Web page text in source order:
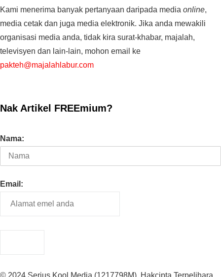
Kami menerima banyak pertanyaan daripada media online,
media cetak dan juga media elektronik. Jika anda mewakili
organisasi media anda, tidak kira surat-khabar, majalah,
televisyen dan lain-lain, mohon email ke
pakteh@majalahlabur.com
Nak Artikel FREEmium?
Nama:
Email: